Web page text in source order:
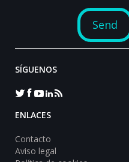
SÍGUENOS
ENLACES
Contacto
Aviso legal